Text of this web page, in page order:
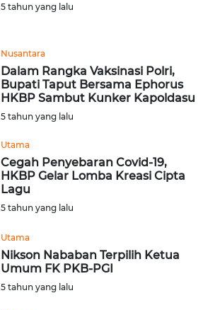
5 tahun yang lalu
Nusantara
Dalam Rangka Vaksinasi Polri,
Bupati Taput Bersama Ephorus
HKBP Sambut Kunker Kapoldasu
5 tahun yang lalu
Utama
Cegah Penyebaran Covid-19,
HKBP Gelar Lomba Kreasi Cipta
Lagu
5 tahun yang lalu
Utama
Nikson Nababan Terpilih Ketua
Umum FK PKB-PGI
5 tahun yang lalu